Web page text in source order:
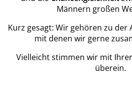
Männern großen
Kurz gesagt: Wir gehören zu
mit denen wir gerne
Vielleicht stimmen wir mit
überein.